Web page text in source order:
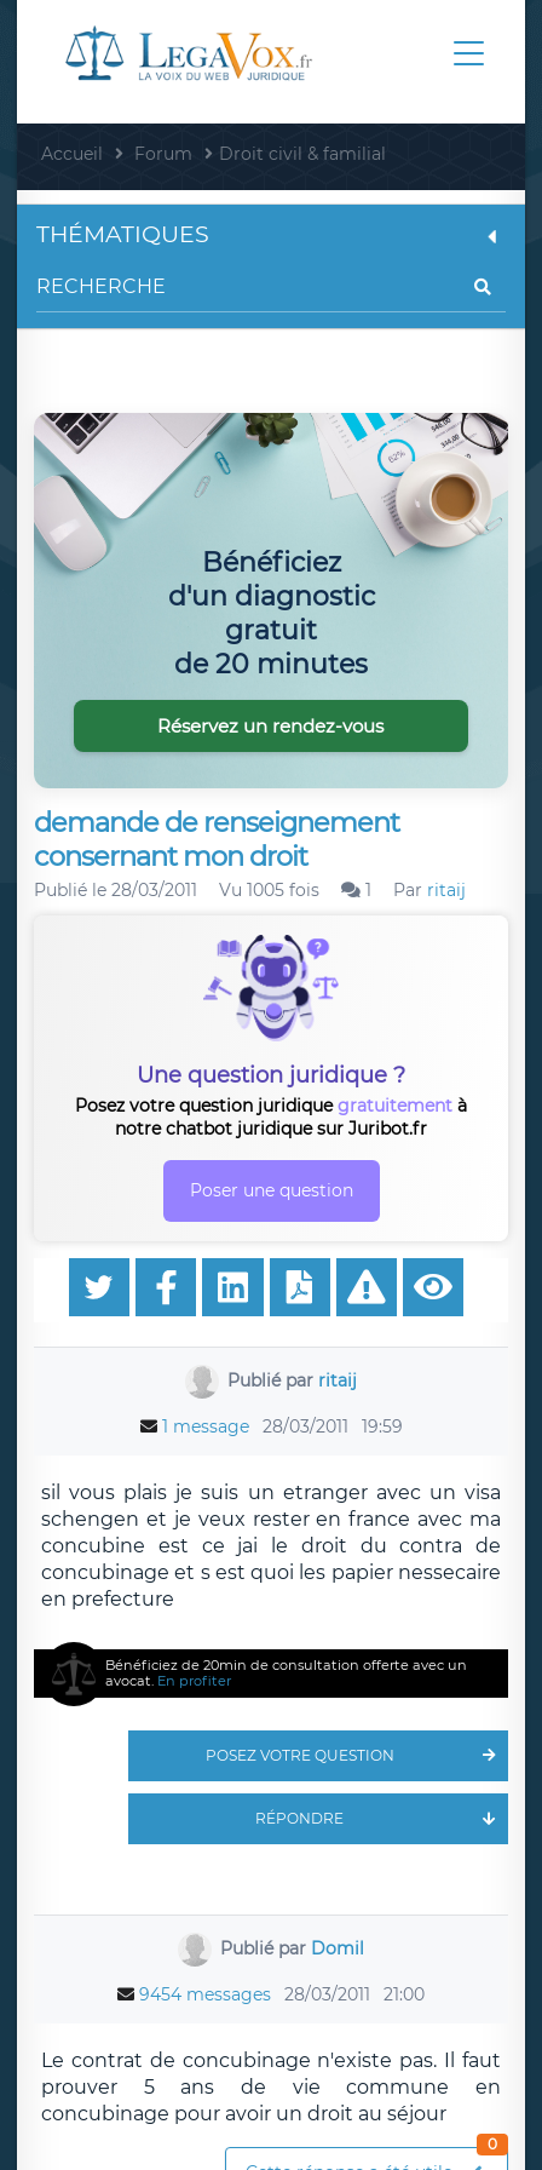
Accueil Forum Droit civil & familial
demande de renseignement
consernant mon droit
Publié le 28/03/2011 Vu 1005 fois 1 Par ritaij
Une question juridique ?
Posez votre question juridiquegratuitement à
notre chatbot juridique sur Juribot.fr
Poser une question
Publié par ritaij
1 message 28/03/2011 19:59
sil vous plais je suis un etranger avec un visa
schengen et je veux rester en france avec ma
concubine est ce jai le droit du contra de
concubinage et s est quoi les papier nessecaire
en prefecture
Bénéficiez de 20min de consultation offerte avec un
avocat. En profiter
POSEZ VOTRE QUESTION
RÉPONDRE
Publié par Domil
9454 messages 28/03/2011 21:00
Le contrat de concubinage n'existe pas. Il faut
prouver 5 ans de vie commune en
concubinage pour avoir un droit au séjour
0
THÉMATIQUES
Bénéficiez
d'un diagnostic
gratuit
de 20 minutes
Réservez un rendez-vous